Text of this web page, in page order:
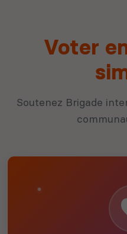
Voter
Soutenez Brigade